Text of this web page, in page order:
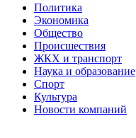
Политика
Экономика
Общество
Происшествия
ЖКХ и транспорт
Наука и образование
Спорт
Культура
Новости компаний